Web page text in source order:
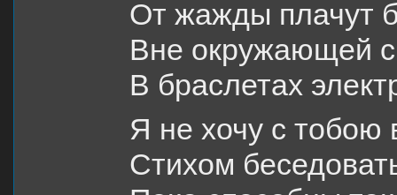
От жажды плачут
Вне окружающей
В браслетах
Я не хочу с тобою
Стихом